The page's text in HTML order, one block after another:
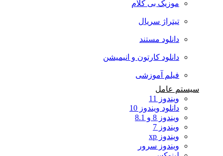
موزیک بی کلام
تیتراژ سریال
دانلود مستند
دانلود کارتون و انیمیشن
فیلم آموزشی
سیستم عامل
ویندوز 11
دانلود ویندوز 10
ویندوز 8 و 8.1
ویندوز 7
ویندوز xp
ویندوز سرور